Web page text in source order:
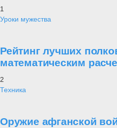
1
Уроки мужества
Рейтинг лучших
математическим
2
Техника
Оружие афганской